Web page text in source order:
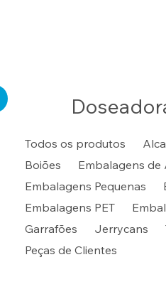
Todos os produtos
Boiões
Embalagens de
Embalagens Pequenas
Embalagens PET
Garrafões
Jerrycans
Peças de Clientes